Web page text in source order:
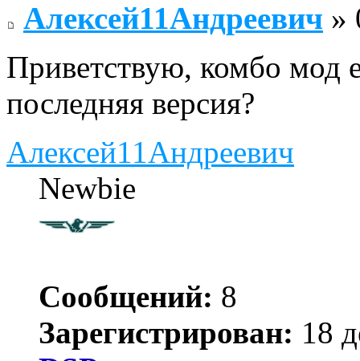
Алексей11Андреевич »
Приветствую, комбо мод
последняя версия?
Алексей11Андреевич
Newbie
Сообщений: 8
Зарегистрирован: 18